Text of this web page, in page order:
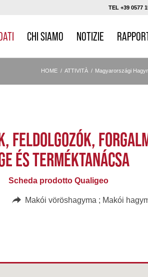
TEL +39 0577
CHI SIAMO NOTIZIE
HOME / ATTIVITÀ / Magyarországi
FELDOLGOZÓK,
ÉS TERMÉKTANÁCSA
Scheda prodotto Qualigeo
Makói vöröshagyma ; Makói